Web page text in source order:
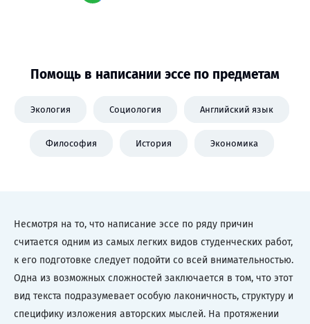
Помощь в написании эссе по предметам
Экология Социология Английский язык
Философия История Экономика
Несмотря на то, что написание эссе по ряду причин
считается одним из самых легких видов студенческих работ,
к его подготовке следует подойти со всей внимательностью.
Одна из возможных сложностей заключается в том, что этот
вид текста подразумевает особую лаконичность, структуру и
специфику изложения авторских мыслей. На протяжении